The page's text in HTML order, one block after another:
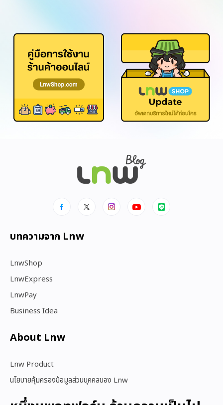
บทความจาก Lnw
LnwShop
LnwExpress
LnwPay
Business Idea
About Lnw​
Lnw Product
นโยบายคุ้มครองข้อมูลส่วนบุคคลของ Lnw